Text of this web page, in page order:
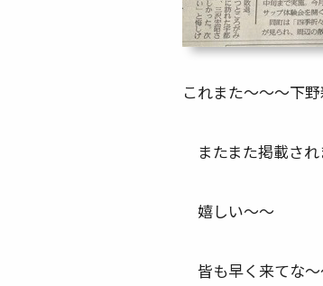
これまた～～～下
またまた掲載さ
嬉しい～～
皆も早く来てな～